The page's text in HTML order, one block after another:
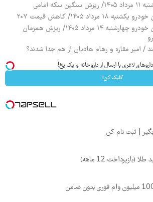
امامی
۱۴۰۵/ کاهش قیمت ۲۰۷
قیمت محصولات ایران خودرو چهارشنبه ۱۴ مرداد ۱۴۰۵/ ریزش همزمان
/ امیر مقاره و رهام هادیان از هم جدا شدند؟
کلیک کن!